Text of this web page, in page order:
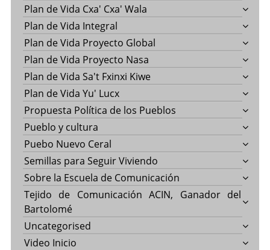
Plan de Vida Cxa' Cxa' Wala
Plan de Vida Integral
Plan de Vida Proyecto Global
Plan de Vida Proyecto Nasa
Plan de Vida Sa't Fxinxi Kiwe
Plan de Vida Yu' Lucx
Propuesta Política de los Pueblos
Pueblo y cultura
Puebo Nuevo Ceral
Semillas para Seguir Viviendo
Sobre la Escuela de Comunicación
Tejido de Comunicación ACIN, Ganador del
Bartolomé
Uncategorised
Video Inicio